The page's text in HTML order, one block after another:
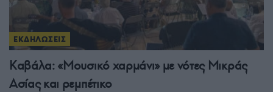
ΕΚΔΗΛΩΣΕΙΣ
Καβάλα: «Μουσικό χαρμάνι» με νότες Μικράς
Ασίας και ρεμπέτικο